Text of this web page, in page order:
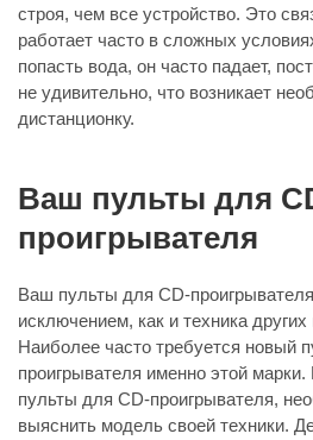
строя, чем все устройство. Это
работает часто в сложных
попасть вода, он часто падает,
не удивительно, что возникает
дистанционку.
Ваш пульты для
проигрывателя
Ваш пульты для CD-
исключением, как и техника
Наиболее часто требуется новый
проигрывателя именно этой
пульты для CD-проигрывателя,
выяснить модель своей техники.